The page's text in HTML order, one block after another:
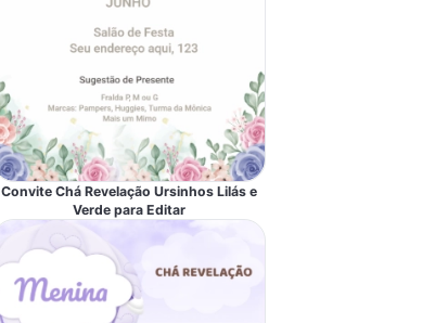
Convite Chá Revelação Ursinhos Lilás e
Verde para Editar